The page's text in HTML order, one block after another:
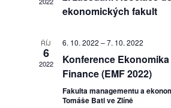
ekonomických fakult
ŘÍJ
6
2022
6. 10. 2022 –7. 10. 2022
Konference
Finance (EMF 2022)
Fakulta managementu a
Tomáše Bati ve Zlíně